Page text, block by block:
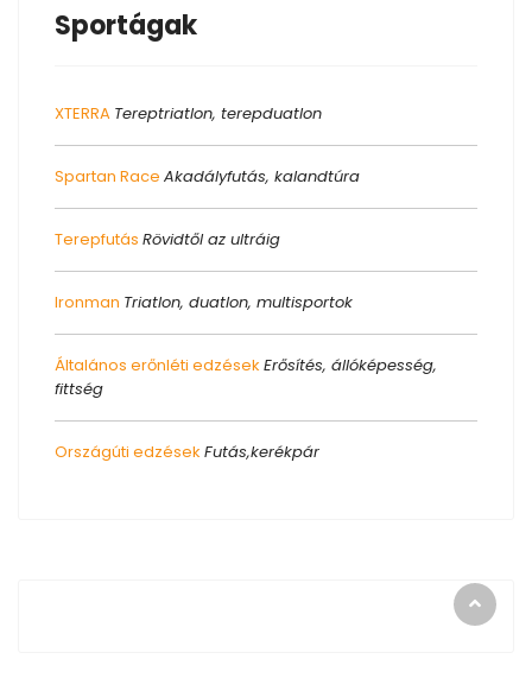
Sportágak
XTERRA Tereptriatlon, terepduatlon
Spartan Race Akadályfutás, kalandtúra
Terepfutás Rövidtől az ultráig
Ironman Triatlon, duatlon, multisportok
Általános erőnléti edzések Erősítés, állóképesség,
fittség
Országúti edzések Futás,kerékpár